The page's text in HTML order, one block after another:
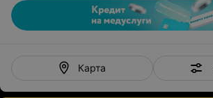
Карта